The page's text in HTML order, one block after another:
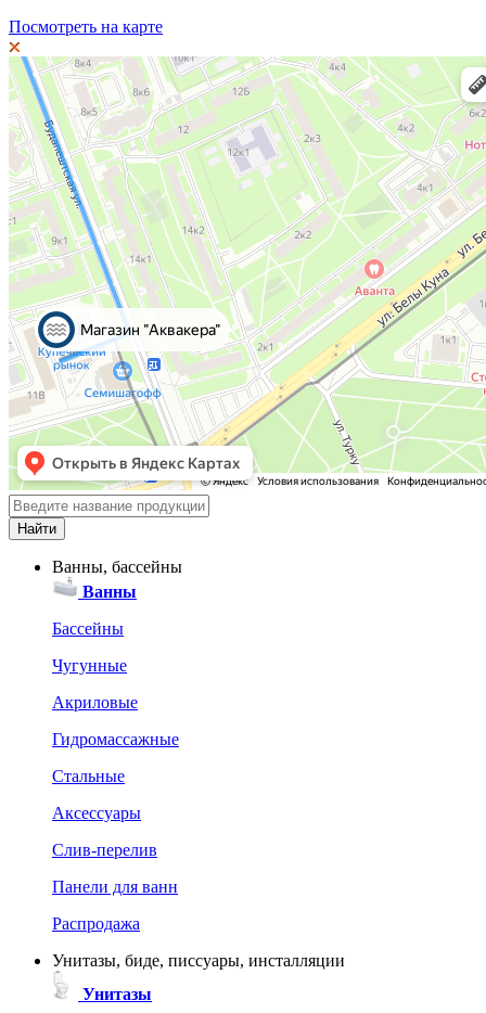
Посмотреть на карте
Ванны, бассейны
Ванны
Бассейны
Чугунные
Акриловые
Гидромассажные
Стальные
Аксессуары
Слив-перелив
Панели для ванн
Распродажа
Унитазы, биде, писсуары, инсталляции
Унитазы